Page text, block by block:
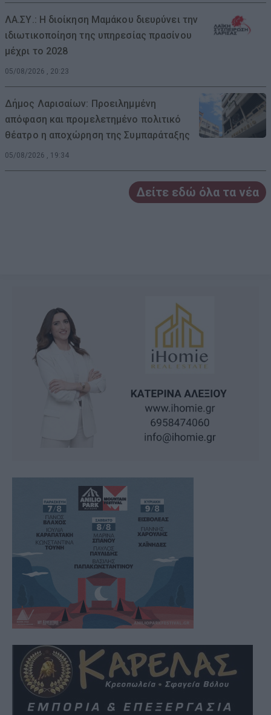
ΛΑ.ΣΥ.: Η διοίκηση Μαμάκου διευρύνει την
ιδιωτικοποίηση της υπηρεσίας πρασίνου
μέχρι το 2028
05/08/2026 , 20:23
Δήμος Λαρισαίων: Προειλημμένη
απόφαση και προμελετημένο πολιτικό
θέατρο η αποχώρηση της Συμπαράταξης
05/08/2026 , 19:34
Δείτε εδώ όλα τα νέα